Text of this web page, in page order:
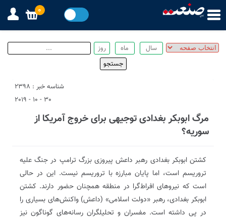
شناسه خبر : 2398
30 - 10 - 2019
مرگ ابوبکر بغدادی توجیهی برای خروج آمریکا از
سوریه؟
کشتن ابوبکر بغدادی رهبر داعش پیروزی بزرگ ترامپ در جنگ علیه
تروریسم است، اما پایان مبارزه با تروریسم نیست. این در حالی
است که نیروهای افراط‌گرا در منطقه همچنان حضور دارند. کشتن
ابوبکر بغدادی، رهبر «دولت اسلامی» (داعش) واکنش‌های بسیاری را
در پی داشته است. مفسران و تحلیلگران رسانه‌های گوناگون نیز
0